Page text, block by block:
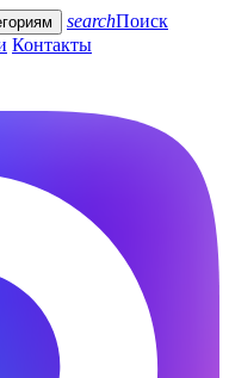
searchПоиск
Контакты